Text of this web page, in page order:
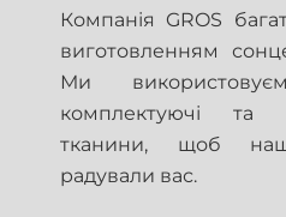
Компанія GROS
виготовленням
Ми
комплектуючі та
тканини, щоб
радували вас.